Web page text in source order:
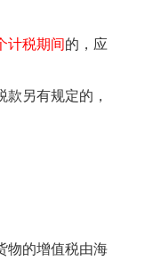
计税期间的，应
另有规定的，
物的增值税由海